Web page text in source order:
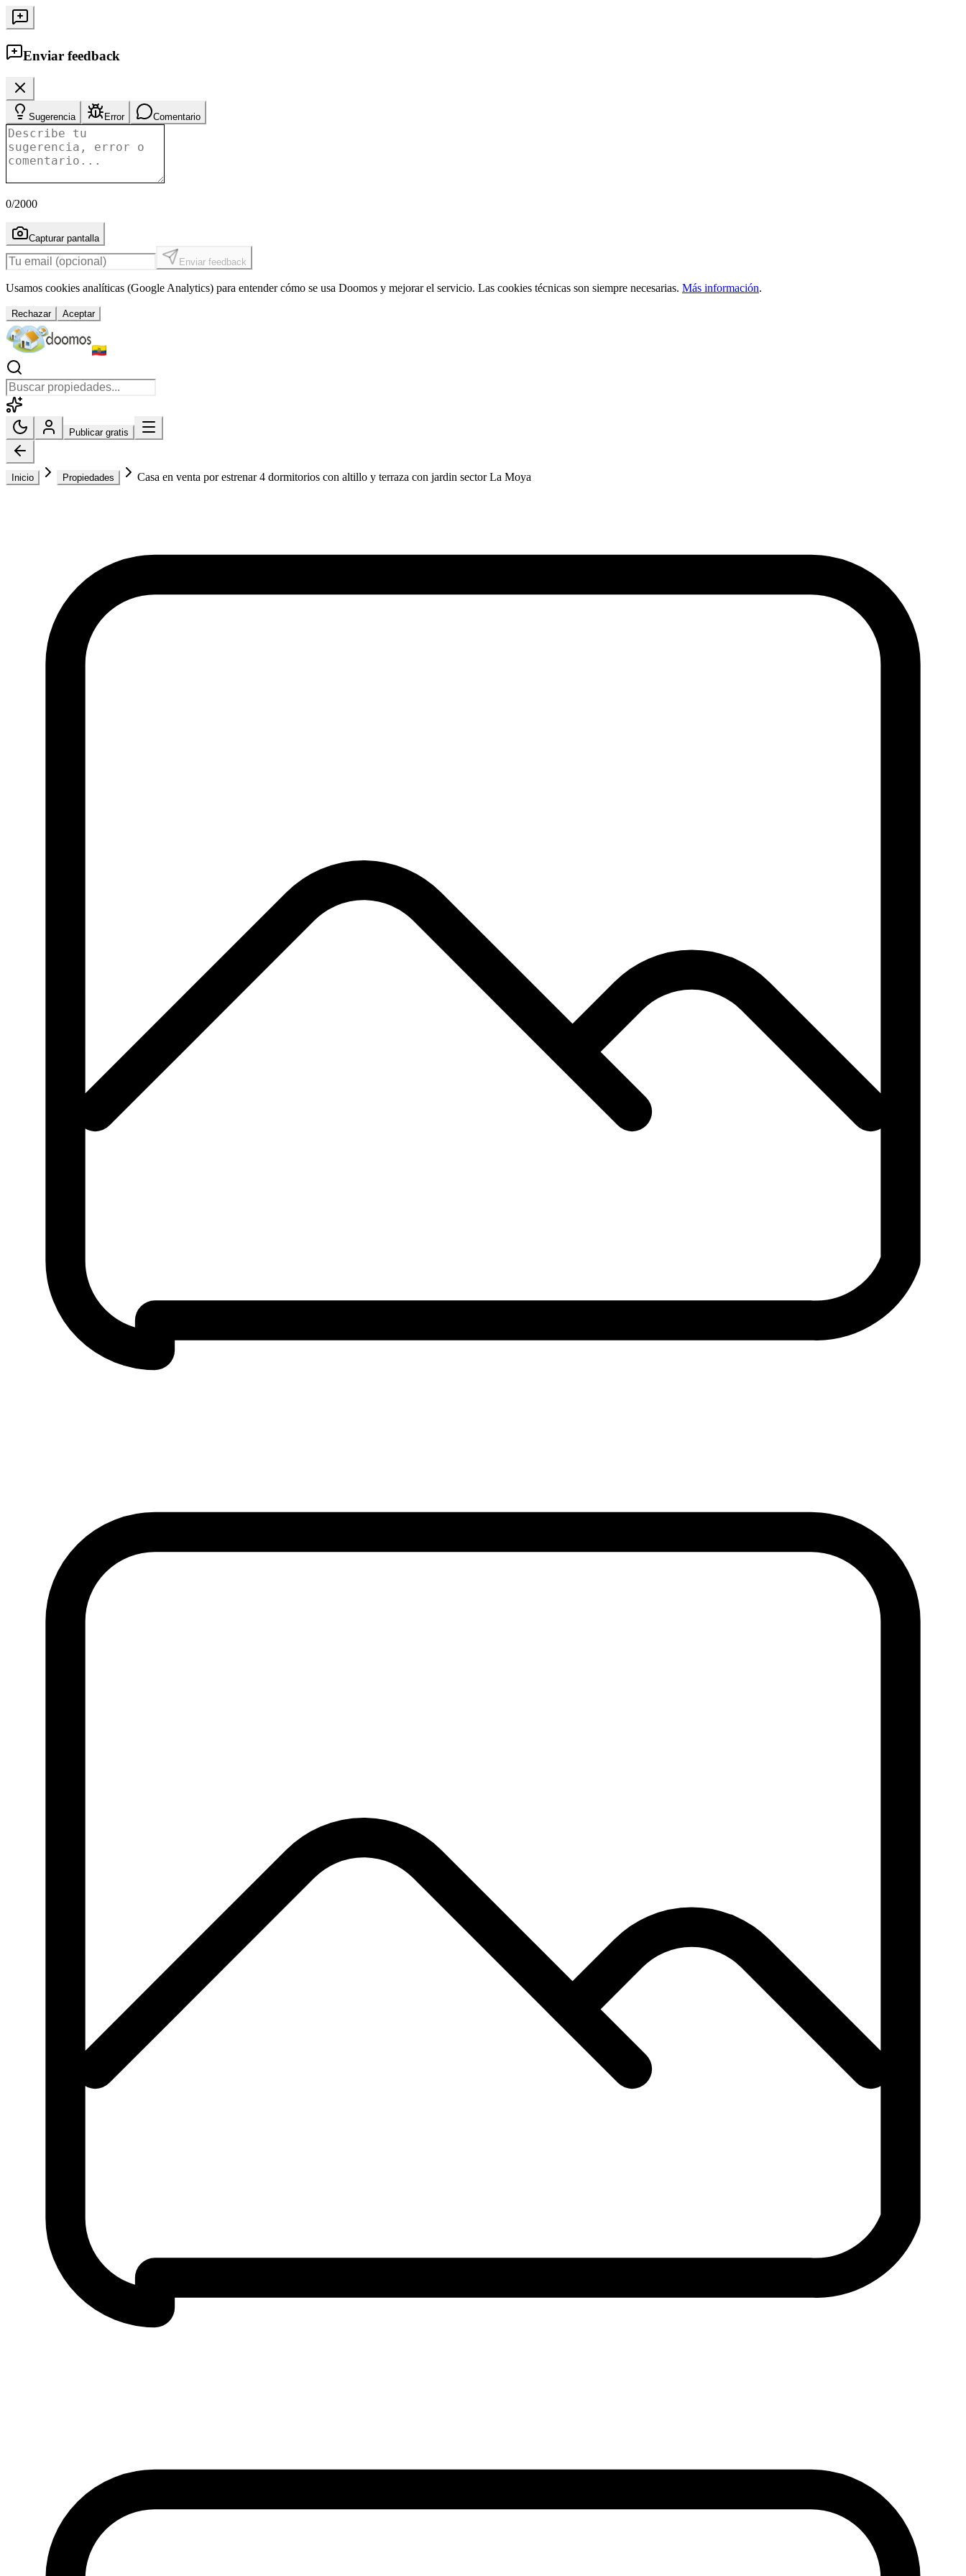
Enviar feedback
Sugerencia Error Comentario
0/2000
Capturar pantalla
Enviar feedback
Usamos cookies analíticas (Google Analytics) para entender cómo se usa Doomos y mejorar el servicio. Las cookies técnicas son siempre necesarias. Más información.
Rechazar Aceptar
Publicar gratis
Inicio Propiedades Casa en venta por estrenar 4 dormitorios con altillo y terraza con jardin sector La Moya